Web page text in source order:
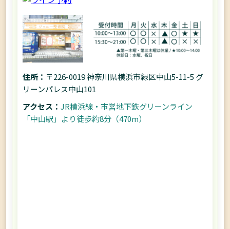
住所： 〒226-0019 神奈川県横浜市緑区中山5-11-5 グ
リーンパレス中山101
アクセス：JR横浜線・市営地下鉄グリーンライン
「中山駅」より徒歩約8分（470m）